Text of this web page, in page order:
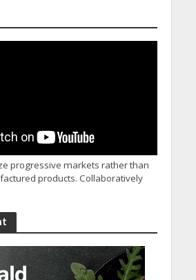
progressive markets rather than
products. Collaboratively